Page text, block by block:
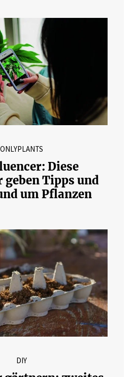
ONLYPLANTS
Diese
Tipps und
um Pflanzen
DIY